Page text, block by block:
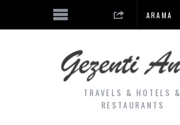
TRAVELS & HOTELS &
RESTAURANTS